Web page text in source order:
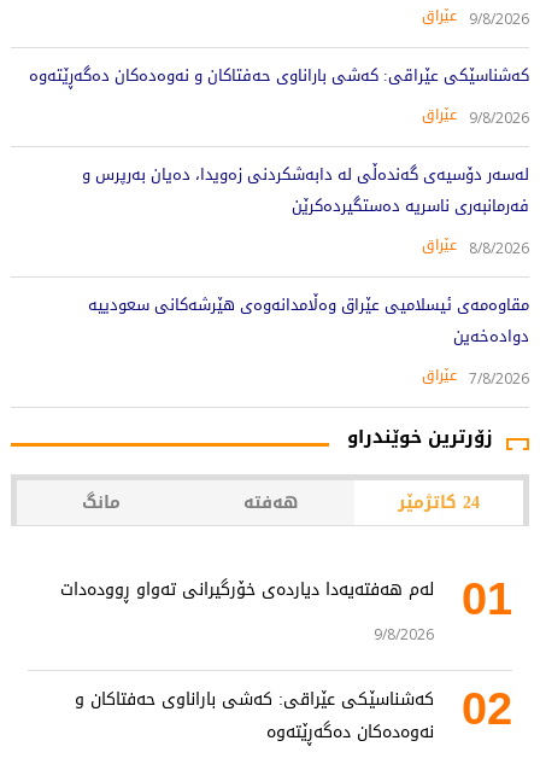
9/8/2026 عێراق
کەشناسێکی عێراقی: کەشی باراناوی حەفتاکان و نەوەدەکان دەگەڕێتەوە
9/8/2026 عێراق
لەسەر دۆسیەی گەندەڵی لە دابەشکردنی زەویدا، دەیان بەرپرس و
فەرمانبەری ناسریە دەستگیردەکرێن
8/8/2026 عێراق
مقاوەمەی ئیسلامیی عێراق وەڵامدانەوەی هێرشەکانی سعودییە
دوادەخەین
7/8/2026 عێراق
زۆرترین خوێندراو
24 کاتژمێر هەفتە مانگ
01 لەم هەفتەیەدا دیاردەی خۆرگیرانی تەواو ڕوودەدات
9/8/2026
02
کەشناسێکی عێراقی: کەشی باراناوی حەفتاکان و
نەوەدەکان دەگەڕێتەوە